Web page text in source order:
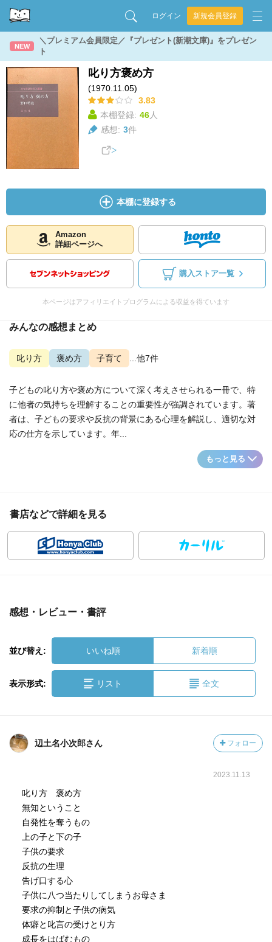
ログイン 新規会員登録
NEW
＼プレミアム会員限定／『プレゼント(新潮文庫)』をプレゼン
ト
叱り方褒め方
(1970.11.05)
3.83
本棚登録: 46人
感想: 3件
本棚に登録する
Amazon
詳細ページへ
購入ストア一覧
本ページはアフィリエイトプログラムによる収益を得ています
みんなの感想まとめ
叱り方 褒め方 子育て ...他7件
子どもの叱り方や褒め方について深く考えさせられる一冊で、特
に他者の気持ちを理解することの重要性が強調されています。著
者は、子どもの要求や反抗の背景にある心理を解説し、適切な対
応の仕方を示しています。年...
もっと見る
書店などで詳細を見る
感想・レビュー・書評
並び替え: いいね順 新着順
表示形式: リスト 全文
辺土名小次郎さん フォロー
2023.11.13
叱り方 褒め方
無知ということ
自発性を奪うもの
上の子と下の子
子供の要求
反抗の生理
告げ口する心
子供に八つ当たりしてしまうお母さま
要求の抑制と子供の病気
体癖と叱言の受けとり方
成長をはばむもの